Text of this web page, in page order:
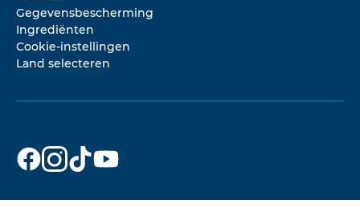
Gegevensbescherming
Ingrediënten
Cookie-instellingen
Land selecteren
Dr. Beckmann
op
Dr. Beckmann
op
Dr. Beckmann
op